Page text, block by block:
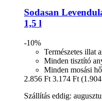
Sodasan
1,5 l
-10%
Természetes illat
Minden tisztító
Minden mosási
2.856 Ft 3.174 Ft
Szállítás eddig: